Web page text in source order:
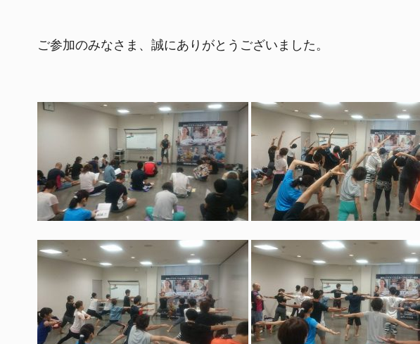
ご参加のみなさま、誠にありがとうございました。